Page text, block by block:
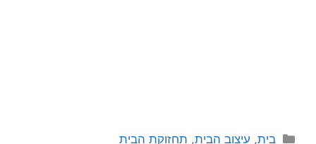
קטגוריות
בית, עיצוב הבית, תחזוקת הבית